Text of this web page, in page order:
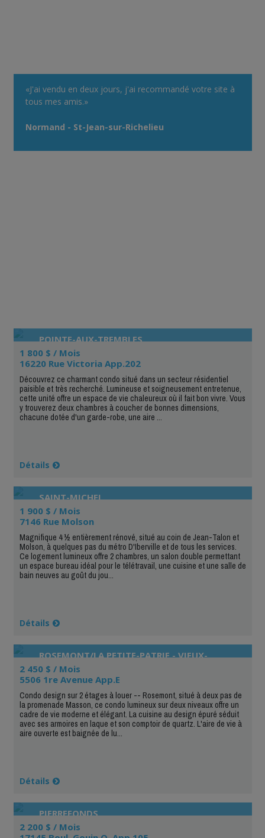
«J'ai vendu en deux jours, j'ai recommandé votre site à
tous mes amis.»
Normand - St-Jean-sur-Richelieu
POINTE-AUX-TREMBLES
1 800 $ / Mois
16220 Rue Victoria App.202
Découvrez ce charmant condo situé dans un secteur résidentiel
paisible et très recherché. Lumineuse et soigneusement entretenue,
cette unité offre un espace de vie chaleureux où il fait bon vivre. Vous
y trouverez deux chambres à coucher de bonnes dimensions,
chacune dotée d'un garde-robe, une aire ...
Détails
SAINT-MICHEL
1 900 $ / Mois
7146 Rue Molson
Magnifique 4 ½ entièrement rénové, situé au coin de Jean-Talon et
Molson, à quelques pas du métro D'Iberville et de tous les services.
Ce logement lumineux offre 2 chambres, un salon double permettant
un espace bureau idéal pour le télétravail, une cuisine et une salle de
bain neuves au goût du jou...
Détails
ROSEMONT/LA PETITE-PATRIE - VIEUX-
ROSEMONT
2 450 $ / Mois
5506 1re Avenue App.E
Condo design sur 2 étages à louer -- Rosemont, situé à deux pas de
la promenade Masson, ce condo lumineux sur deux niveaux offre un
cadre de vie moderne et élégant. La cuisine au design épuré séduit
avec ses armoires en laque et son comptoir de quartz. L'aire de vie à
aire ouverte est baignée de lu...
Détails
PIERREFONDS
2 200 $ / Mois